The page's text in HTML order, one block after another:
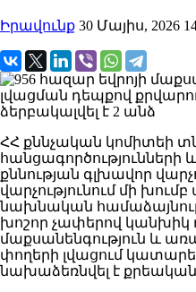
Իրավունք 30 Մայիս, 2026
ՀՀ քննչական կոմիտեի
հանցագործությունների
քննության գլխավոր
վարչությունում մի
նախնական
խոշոր չափերով կանխիկ
մաքսանենգություն և
փողերի լվացում
նախաձեռնվել է քրեական